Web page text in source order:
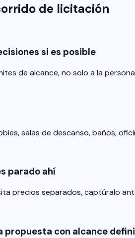
de licitación
si es posible
de alcance, no solo a la
salas de descanso, baños,
parado ahí
precios separados, captúralo
propuesta con alcance